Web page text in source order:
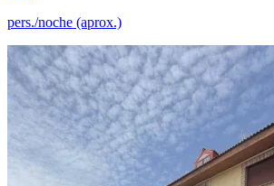
pers./noche (aprox.)